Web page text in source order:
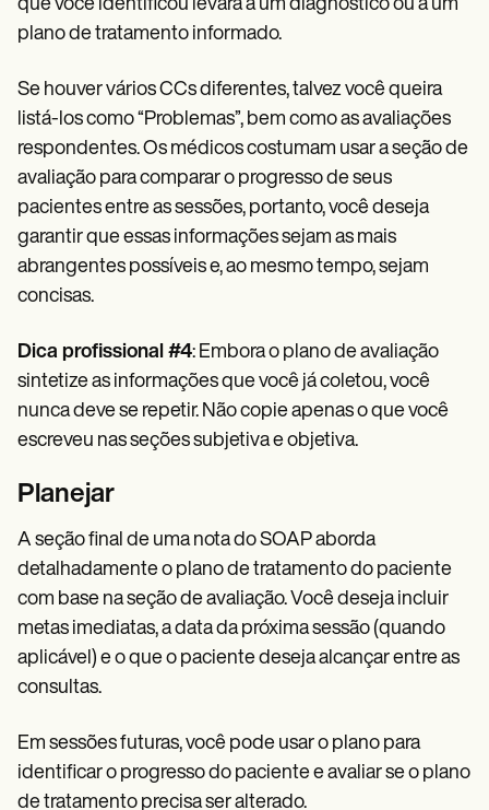
que você identificou levará a um diagnóstico ou a um
plano de tratamento informado.
Se houver vários CCs diferentes, talvez você queira
listá-los como “Problemas”, bem como as avaliações
respondentes. Os médicos costumam usar a seção de
avaliação para comparar o progresso de seus
pacientes entre as sessões, portanto, você deseja
garantir que essas informações sejam as mais
abrangentes possíveis e, ao mesmo tempo, sejam
concisas.
Dica profissional #4: Embora o plano de avaliação
sintetize as informações que você já coletou, você
nunca deve se repetir. Não copie apenas o que você
escreveu nas seções subjetiva e objetiva.
Planejar
A seção final de uma nota do SOAP aborda
detalhadamente o plano de tratamento do paciente
com base na seção de avaliação. Você deseja incluir
metas imediatas, a data da próxima sessão (quando
aplicável) e o que o paciente deseja alcançar entre as
consultas.
Em sessões futuras, você pode usar o plano para
identificar o progresso do paciente e avaliar se o plano
de tratamento precisa ser alterado.